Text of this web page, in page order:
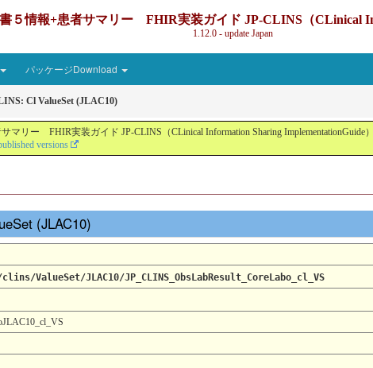
５情報+患者サマリー FHIR実装ガイド JP-CLINS（CLinical
1.12.0 - update Japan
パッケージDownload
Cl ValueSet (JLAC10)
リー FHIR実装ガイド JP-CLINS（CLinical Information Sharing ImplementationGuide
versions
(JLAC10)
JLAC10/JP_CLINS_ObsLabResult_CoreLabo_cl_VS